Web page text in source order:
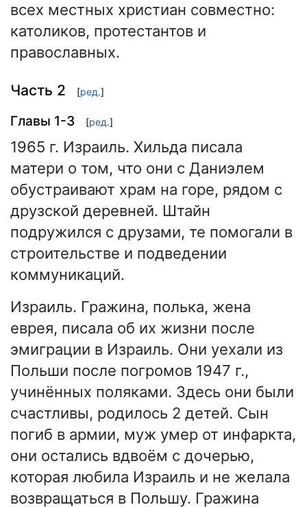
всех местных христиан совместно:
католиков, протестантов и
православных.
Часть 2 [ред.]
Главы 1-3 [ред.]
1965 г. Израиль. Хильда писала
матери о том, что они с Даниэлем
обустраивают храм на горе, рядом с
друзской деревней. Штайн
подружился с друзами, те помогали в
строительстве и подведении
коммуникаций.
Израиль. Гражина, полька, жена
еврея, писала об их жизни после
эмиграции в Израиль. Они уехали из
Польши после погромов 1947 г.,
учинённых поляками. Здесь они были
счастливы, родилось 2 детей. Сын
погиб в армии, муж умер от инфаркта,
они остались вдвоём с дочерью,
которая любила Израиль и не желала
возвращаться в Польшу. Гражина